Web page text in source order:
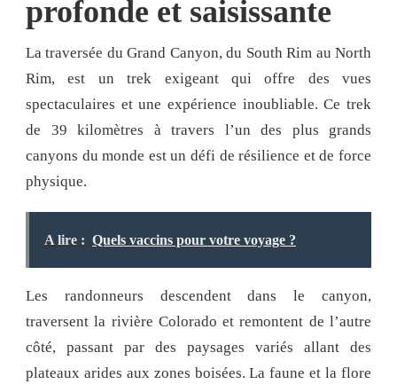
profonde et saisissante
La traversée du Grand Canyon, du South Rim au North
Rim, est un trek exigeant qui offre des vues
spectaculaires et une expérience inoubliable. Ce trek
de 39 kilomètres à travers l’un des plus grands
canyons du monde est un défi de résilience et de force
physique.
A lire : Quels vaccins pour votre voyage ?
Les randonneurs descendent dans le canyon,
traversent la rivière Colorado et remontent de l’autre
côté, passant par des paysages variés allant des
plateaux arides aux zones boisées. La faune et la flore